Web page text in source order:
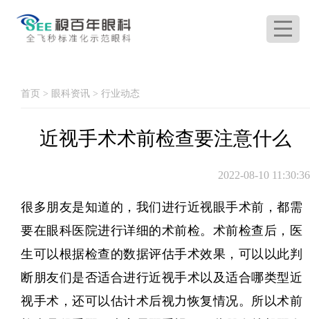
首页 > 眼科资讯 > 行业动态
近视手术术前检查要注意什么
2022-08-10 11:30:36
很多朋友是知道的，我们进行近视眼手术前，都需
要在眼科医院进行详细的术前检。术前检查后，医
生可以根据检查的数据评估手术效果，可以以此判
断朋友们是否适合进行近视手术以及适合哪类型近
视手术，还可以估计术后视力恢复情况。所以术前